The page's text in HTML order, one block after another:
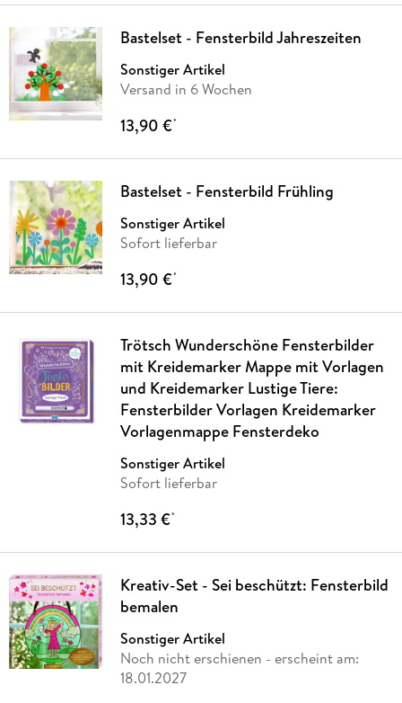
Bastelset - Fensterbild Jahreszeiten
Sonstiger Artikel
Versand in 6 Wochen
13,90 €*
Bastelset - Fensterbild Frühling
Sonstiger Artikel
Sofort lieferbar
13,90 €*
Trötsch Wunderschöne Fensterbilder
mit Kreidemarker Mappe mit Vorlagen
und Kreidemarker Lustige Tiere:
Fensterbilder Vorlagen Kreidemarker
Vorlagenmappe Fensterdeko
Sonstiger Artikel
Sofort lieferbar
13,33 €*
Kreativ-Set - Sei beschützt: Fensterbild
bemalen
Sonstiger Artikel
Noch nicht erschienen - erscheint am:
18.01.2027